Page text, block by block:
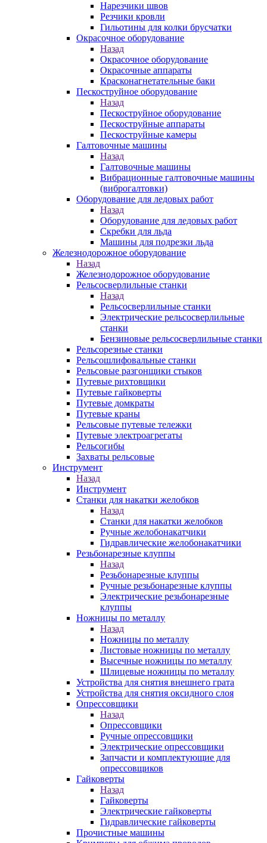
Нарезчики швов
Резчики кровли
Гильотины для колки брусчатки
Окрасочное оборудование
Назад
Окрасочное оборудование
Окрасочные аппараты
Красконагнетательные баки
Пескоструйное оборудование
Назад
Пескоструйное оборудование
Пескоструйные аппараты
Пескоструйные камеры
Галтовочные машины
Назад
Галтовочные машины
Вибрационные галтовочные машины
(виброгалтовки)
Оборудование для ледовых работ
Назад
Оборудование для ледовых работ
Скребки для льда
Машины для подрезки льда
Железнодорожное оборудование
Назад
Железнодорожное оборудование
Рельсосверлильные станки
Назад
Рельсосверлильные станки
Электрические рельсосверлильные
станки
Бензиновые рельсосверлильные станки
Рельсорезные станки
Рельсошлифовальные станки
Рельсовые разгонщики стыков
Путевые рихтовщики
Путевые гайковерты
Путевые домкраты
Путевые краны
Рельсовые путевые тележки
Путевые электроагрегаты
Рельсогибы
Захваты рельсовые
Инструмент
Назад
Инструмент
Станки для накатки желобков
Назад
Станки для накатки желобков
Ручные желобонакатчики
Гидравлические желобонакатчики
Резьбонарезные клуппы
Назад
Резьбонарезные клуппы
Ручные резьбонарезные клуппы
Электрические резьбонарезные
клуппы
Ножницы по металлу
Назад
Ножницы по металлу
Листовые ножницы по металлу
Высечные ножницы по металлу
Шлицевые ножницы по металлу
Устройства для снятия внешнего грата
Устройства для снятия оксидного слоя
Опрессовщики
Назад
Опрессовщики
Ручные опрессовщики
Электрические опрессовщики
Запчасти и комплектующие для
опрессовщиков
Гайковерты
Назад
Гайковерты
Электрические гайковерты
Гидравлические гайковерты
Прочистные машины